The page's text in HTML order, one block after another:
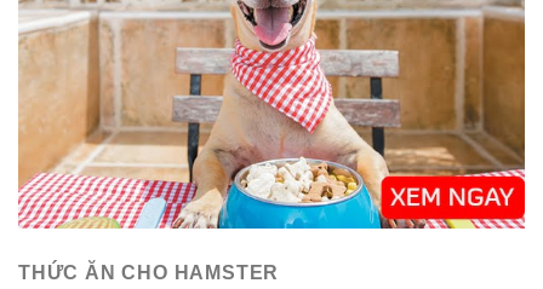
THỨC ĂN CHO HAMSTER